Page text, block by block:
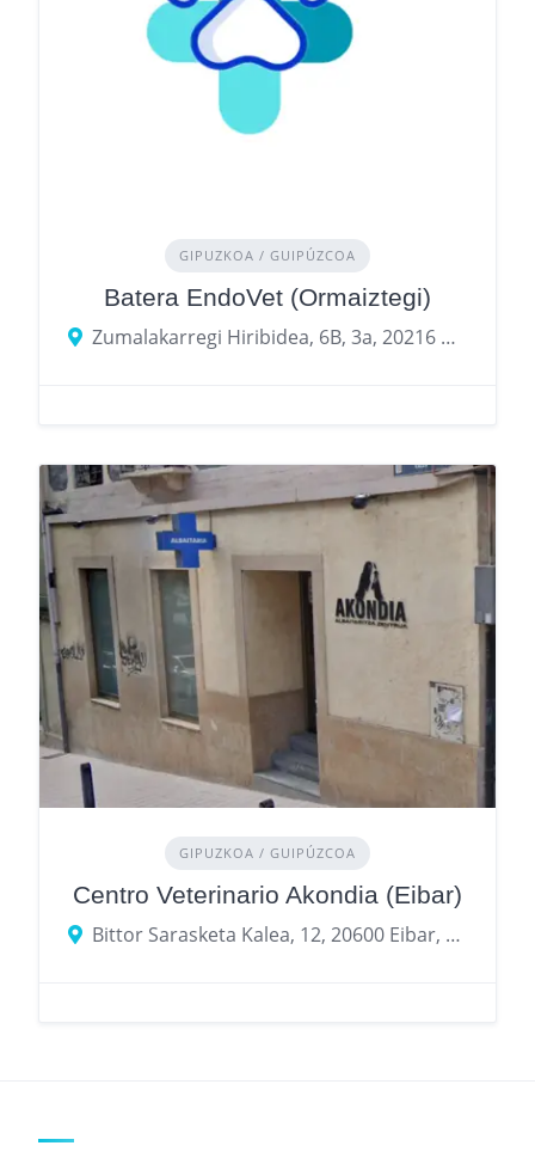
GIPUZKOA / GUIPÚZCOA
Batera EndoVet (Ormaiztegi)
Zumalakarregi Hiribidea, 6B, 3a, 20216 Ormaiztegi, Gipuzkoa
GIPUZKOA / GUIPÚZCOA
Centro Veterinario Akondia (Eibar)
Bittor Sarasketa Kalea, 12, 20600 Eibar, Gipuzkoa